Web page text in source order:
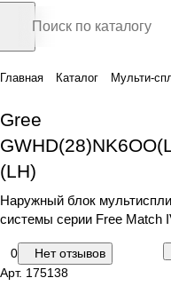
Главная Каталог Мульти-
Gree
(LH)
Наружный блок
системы серии Free Match
0
Нет отзывов
Арт. 175138